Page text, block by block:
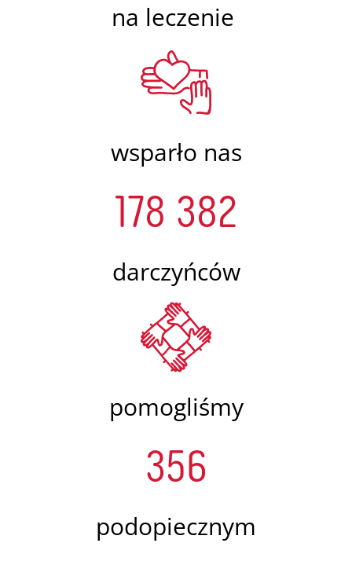
na leczenie
wsparło nas
178 382
darczyńców
pomogliśmy
356
podopiecznym